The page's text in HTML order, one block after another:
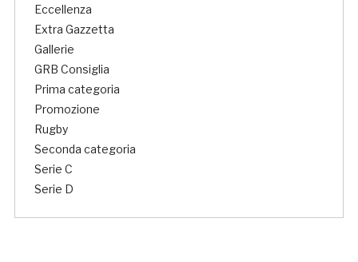
Eccellenza
Extra Gazzetta
Gallerie
GRB Consiglia
Prima categoria
Promozione
Rugby
Seconda categoria
Serie C
Serie D